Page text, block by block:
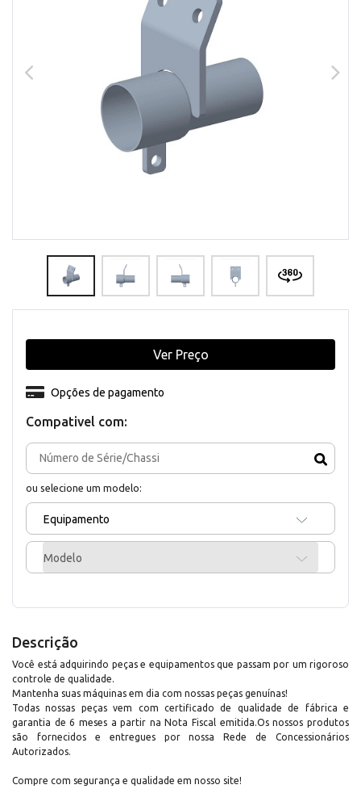
Compativel com:
ou selecione um modelo:
Equipamento
Modelo
Opções de pagamento
Ver Preço
Descrição
Você está adquirindo peças e equipamentos que passam por um rigoroso
controle de qualidade.
Mantenha suas máquinas em dia com nossas peças genuínas!
Todas nossas peças vem com certificado de qualidade de fábrica e
garantia de 6 meses a partir na Nota Fiscal emitida.Os nossos produtos
são fornecidos e entregues por nossa Rede de Concessionários
Autorizados.
Compre com segurança e qualidade em nosso site!